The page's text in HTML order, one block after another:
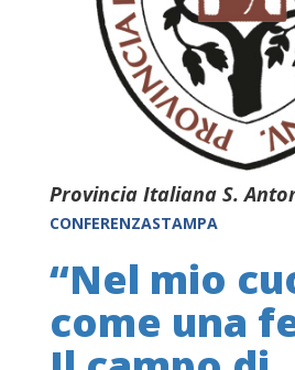
Provincia Italiana S.
CONFERENZASTAMPA
“Nel mio
come una